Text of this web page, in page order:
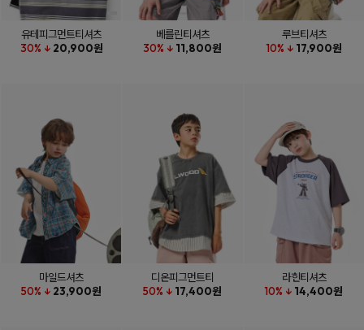
유테피그먼트티셔츠
30% ↓ 20,900원
베를린티셔츠
30% ↓ 11,800원
루브티셔츠
10% ↓ 17,900원
마일드셔츠
50% ↓ 23,900원
디온피그먼트티
50% ↓ 17,400원
라힌티셔츠
10% ↓ 14,400원